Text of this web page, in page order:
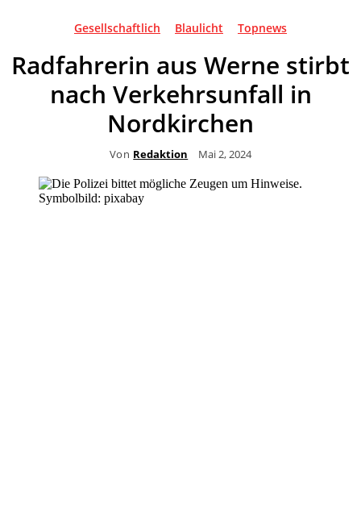
Gesellschaftlich Blaulicht Topnews
Radfahrerin aus Werne stirbt
nach Verkehrsunfall in
Nordkirchen
Von Redaktion Mai 2, 2024